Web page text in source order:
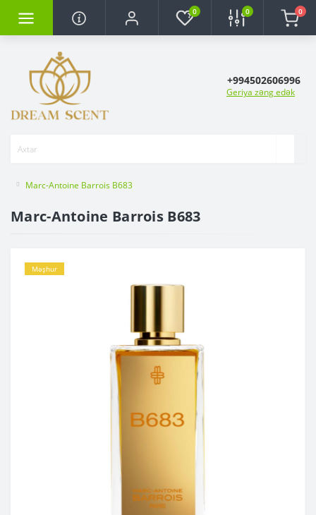
0 0 0
+994502606996
Geriya zəng edək
Marc-Antoine Barrois B683
Marc-Antoine Barrois B683
Məşhur